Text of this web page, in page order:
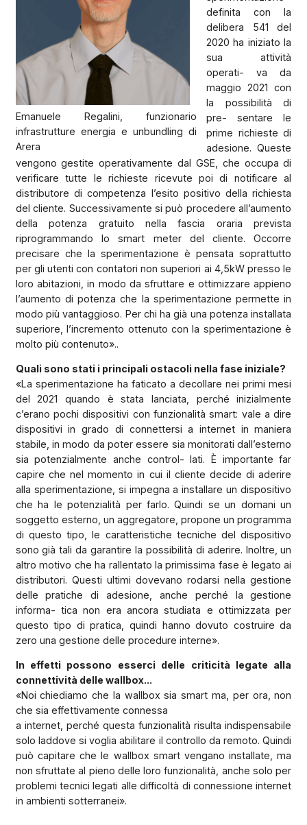
Emanuele Regalini, funzionario
infrastrutture energia e unbundling di
Arera
definita con la
delibera 541 del
2020 ha iniziato la
sua attività
operati- va da
maggio 2021 con
la possibilità di
pre- sentare le
prime richieste di
adesione. Queste
vengono gestite operativamente dal GSE, che occupa di
verificare tutte le richieste ricevute poi di notificare al
distributore di competenza l’esito positivo della richiesta
del cliente. Successivamente si può procedere all’aumento
della potenza gratuito nella fascia oraria prevista
riprogrammando lo smart meter del cliente. Occorre
precisare che la sperimentazione è pensata soprattutto
per gli utenti con contatori non superiori ai 4,5kW presso le
loro abitazioni, in modo da sfruttare e ottimizzare appieno
l’aumento di potenza che la sperimentazione permette in
modo più vantaggioso. Per chi ha già una potenza installata
superiore, l’incremento ottenuto con la sperimentazione è
molto più contenuto»..
Quali sono stati i principali ostacoli nella fase iniziale?
«La sperimentazione ha faticato a decollare nei primi mesi
del 2021 quando è stata lanciata, perché inizialmente
c’erano pochi dispositivi con funzionalità smart: vale a dire
dispositivi in grado di connettersi a internet in maniera
stabile, in modo da poter essere sia monitorati dall’esterno
sia potenzialmente anche control- lati. È importante far
capire che nel momento in cui il cliente decide di aderire
alla sperimentazione, si impegna a installare un dispositivo
che ha le potenzialità per farlo. Quindi se un domani un
soggetto esterno, un aggregatore, propone un programma
di questo tipo, le caratteristiche tecniche del dispositivo
sono già tali da garantire la possibilità di aderire. Inoltre, un
altro motivo che ha rallentato la primissima fase è legato ai
distributori. Questi ultimi dovevano rodarsi nella gestione
delle pratiche di adesione, anche perché la gestione
informa- tica non era ancora studiata e ottimizzata per
questo tipo di pratica, quindi hanno dovuto costruire da
zero una gestione delle procedure interne».
In effetti possono esserci delle criticità legate alla
connettività delle wallbox...
«Noi chiediamo che la wallbox sia smart ma, per ora, non
che sia effettivamente connessa
a internet, perché questa funzionalità risulta indispensabile
solo laddove si voglia abilitare il controllo da remoto. Quindi
può capitare che le wallbox smart vengano installate, ma
non sfruttate al pieno delle loro funzionalità, anche solo per
problemi tecnici legati alle difficoltà di connessione internet
in ambienti sotterranei».